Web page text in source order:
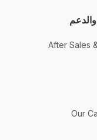
After Sales
Our